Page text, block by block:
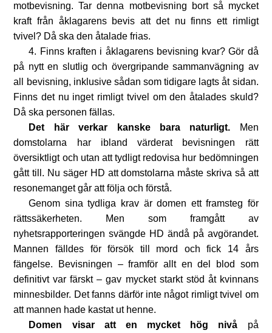
motbevisning. Tar denna motbevisning bort så mycket
kraft från åklagarens bevis att det nu finns ett rimligt
tvivel? Då ska den åtalade frias.
4. Finns kraften i åklagarens bevisning kvar? Gör då
på nytt en slutlig och övergripande sammanvägning av
all bevisning, inklusive sådan som tidigare lagts åt sidan.
Finns det nu inget rimligt tvivel om den åtalades skuld?
Då ska personen fällas.
Det här verkar kanske bara naturligt. Men
domstolarna har ibland värderat bevisningen rätt
översiktligt och utan att tydligt redovisa hur bedömningen
gått till. Nu säger HD att domstolarna måste skriva så att
resonemanget går att följa och förstå.
Genom sina tydliga krav är domen ett framsteg för
rättssäkerheten. Men som framgått av
nyhetsrapporteringen svängde HD ändå på avgörandet.
Mannen fälldes för försök till mord och fick 14 års
fängelse. Bevisningen – framför allt en del blod som
definitivt var färskt – gav mycket starkt stöd åt kvinnans
minnesbilder. Det fanns därför inte något rimligt tvivel om
att mannen hade kastat ut henne.
Domen visar att en mycket hög nivå på